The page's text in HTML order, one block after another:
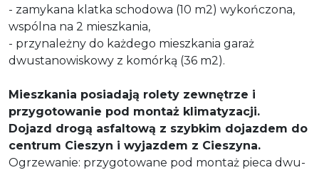
- zamykana klatka schodowa (10 m2) wykończona,
wspólna na 2 mieszkania,
- przynależny do każdego mieszkania garaż
dwustanowiskowy z komórką (36 m2).
Mieszkania posiadają rolety zewnętrze i
przygotowanie pod montaż klimatyzacji.
Dojazd drogą asfaltową z szybkim dojazdem do
centrum Cieszyn i wyjazdem z Cieszyna.
Ogrzewanie: przygotowane pod montaż pieca dwu-